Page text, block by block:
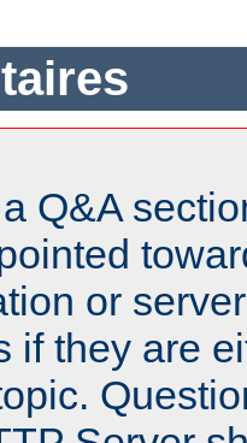
Q&A
or
if they are